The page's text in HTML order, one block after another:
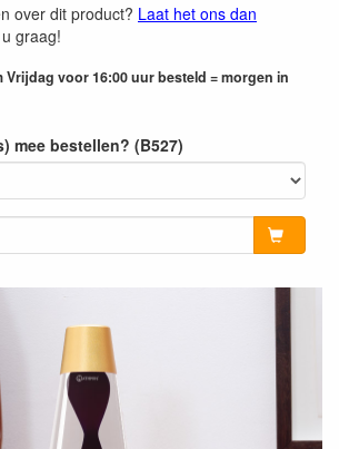
over dit product? Laat het ons dan
graag!
Vrijdag voor 16:00 uur besteld = morgen in
mee bestellen? (B527)